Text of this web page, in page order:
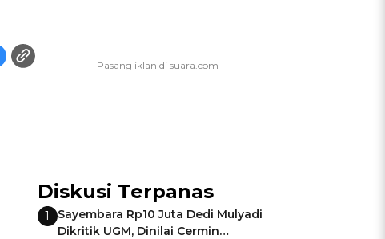
Diskusi Terpanas
1
Sayembara Rp10 Juta Dedi Mulyadi
Dikritik UGM, Dinilai Cermin